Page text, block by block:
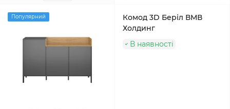
Популярний
Комод 3D Беріл ВМВ
Холдинг
В наявності